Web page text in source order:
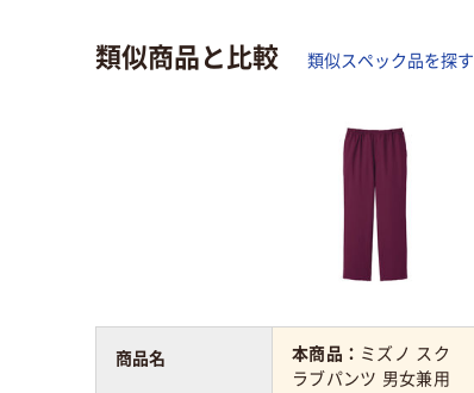
類似商品と比較 類似スペック品を探す
本商品： ミズノ スク
ラブパンツ 男女兼用
商品名